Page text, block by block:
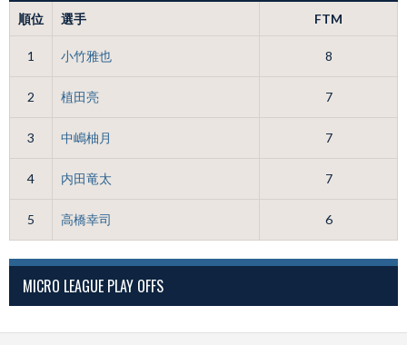
順位 選手 FTM
1 小竹雅也 8
2 植田亮 7
3 中嶋柚月 7
4 内田竜太 7
5 高橋幸司 6
MICRO LEAGUE PLAY OFFS